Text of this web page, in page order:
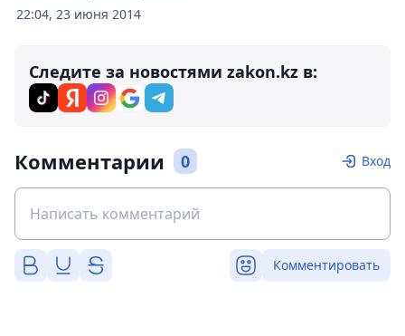
22:04, 23 июня 2014
Следите за новостями zakon.kz в:
Комментарии 0 Вход
Комментировать